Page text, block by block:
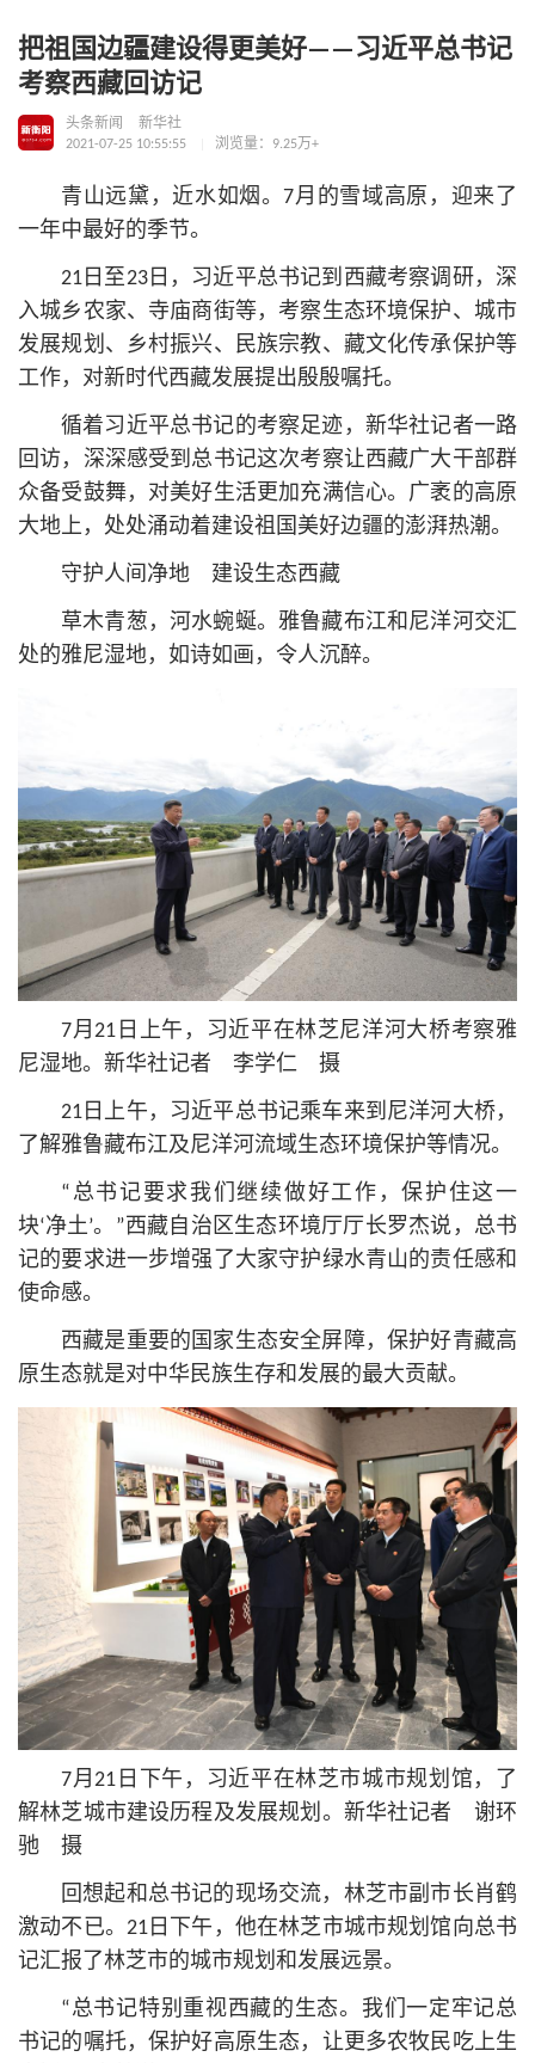
把祖国边疆建设得更美好——习近平总书记
考察西藏回访记
头条新闻
新华社
2021-07-25 10:55:55
浏览量：9.25万+
青山远黛，近水如烟。7月的雪域高原，迎来了
一年中最好的季节。
21日至23日，习近平总书记到西藏考察调研，深
入城乡农家、寺庙商街等，考察生态环境保护、城市
发展规划、乡村振兴、民族宗教、藏文化传承保护等
工作，对新时代西藏发展提出殷殷嘱托。
循着习近平总书记的考察足迹，新华社记者一路
回访，深深感受到总书记这次考察让西藏广大干部群
众备受鼓舞，对美好生活更加充满信心。广袤的高原
大地上，处处涌动着建设祖国美好边疆的澎湃热潮。
守护人间净地 建设生态西藏
草木青葱，河水蜿蜒。雅鲁藏布江和尼洋河交汇
处的雅尼湿地，如诗如画，令人沉醉。
7月21日上午，习近平在林芝尼洋河大桥考察雅
尼湿地。新华社记者 李学仁 摄
21日上午，习近平总书记乘车来到尼洋河大桥，
了解雅鲁藏布江及尼洋河流域生态环境保护等情况。
“总书记要求我们继续做好工作，保护住这一
块‘净土’。”西藏自治区生态环境厅厅长罗杰说，总书
记的要求进一步增强了大家守护绿水青山的责任感和
使命感。
西藏是重要的国家生态安全屏障，保护好青藏高
原生态就是对中华民族生存和发展的最大贡献。
7月21日下午，习近平在林芝市城市规划馆，了
解林芝城市建设历程及发展规划。新华社记者 谢环
驰 摄
回想起和总书记的现场交流，林芝市副 市长 肖鹤
激动不已。21日下午，他在林芝市城市规划馆向总书
记汇报了林芝市的城市规划和发展远景。
“总书记特别重视西藏的生态。我们一定牢记总
书记的嘱托，保护好高原生态，让更多农牧民吃上生